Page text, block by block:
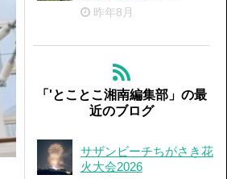
昨年8月
「'とことこ湘南編集部」の最
近のブログ
サザンビーチちがさき花
火大会2026